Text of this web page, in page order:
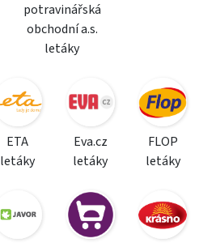
potravinářská
obchodní a.s.
letáky
ETA
letáky
Eva.cz
letáky
FLOP
letáky